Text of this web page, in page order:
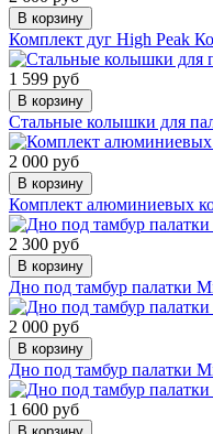
В корзину
Комплект дуг High Peak
1 599 руб
В корзину
Стальные колышки для
2 000 руб
В корзину
Комплект алюминиевых
2 300 руб
В корзину
Дно под тамбур палатки
2 000 руб
В корзину
Дно под тамбур палатки
1 600 руб